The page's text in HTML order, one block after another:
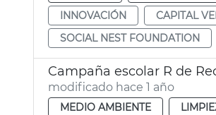
INNOVACIÓN
CAPITAL
SOCIAL NEST FOUNDATION
Campaña escolar R de
modificado hace 1 año
MEDIO AMBIENTE